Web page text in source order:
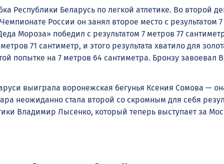
Республики Беларусь по легкой атлетике. Во второй
России он занял второе место с результатом
Мороза» победил с результатом 7 метров 77
71 сантиметр, и этого результата хватило для
попытке на 7 метров 64 сантиметра. Бронзу
выиграла воронежская бегунья Ксения Сомова —
неожиданно стала второй со скромным для себя
Владимир Лысенко, который теперь выступает за